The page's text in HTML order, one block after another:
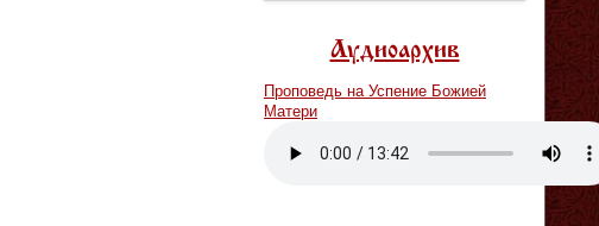
Аудиоархив
Проповедь на Успение Божией
Матери